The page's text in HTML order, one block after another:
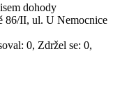
dohody
86/II, ul. U Nemocnice
0, Zdržel se: 0,